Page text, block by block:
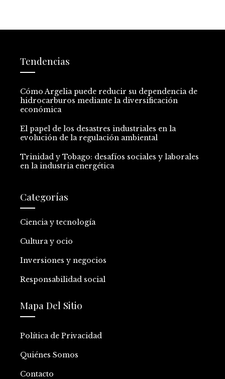
Tendencias
Cómo Argelia puede reducir su dependencia de
hidrocarburos mediante la diversificación
económica
El papel de los desastres industriales en la
evolución de la regulación ambiental
Trinidad y Tobago: desafíos sociales y laborales
en la industria energética
Categorías
Ciencia y tecnología
Cultura y ocio
Inversiones y negocios
Responsabilidad social
Mapa Del Sitio
Política de Privacidad
Quiénes Somos
Contacto